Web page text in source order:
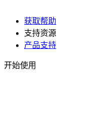
获取帮助
支持资源
产品支持
开始使用